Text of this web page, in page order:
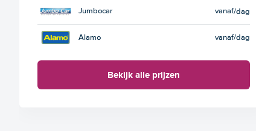
Jumbocar vanaf/dag
Alamo vanaf/dag
Bekijk alle prijzen